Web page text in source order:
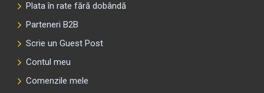
Plata în rate fără dobândă
Parteneri B2B
Scrie un Guest Post
Contul meu
Comenzile mele